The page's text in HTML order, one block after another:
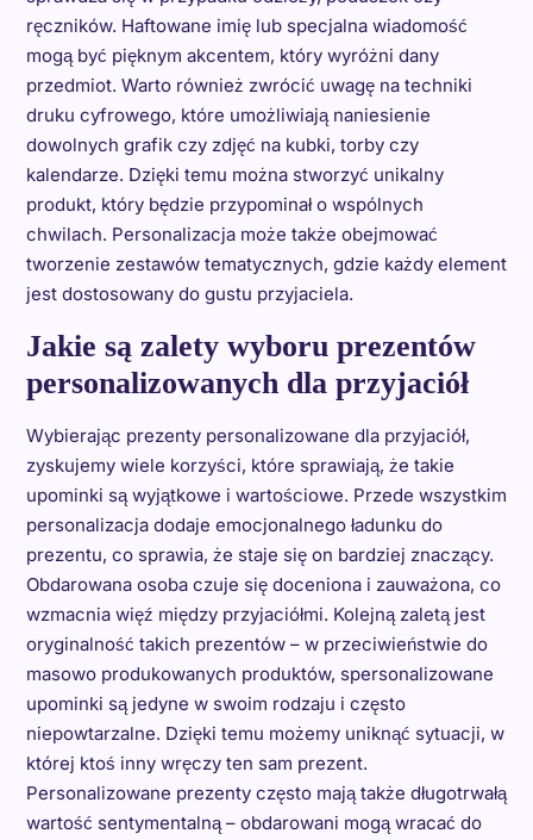
ręczników. Haftowane imię lub specjalna wiadomość
mogą być pięknym akcentem, który wyróżni dany
przedmiot. Warto również zwrócić uwagę na techniki
druku cyfrowego, które umożliwiają naniesienie
dowolnych grafik czy zdjęć na kubki, torby czy
kalendarze. Dzięki temu można stworzyć unikalny
produkt, który będzie przypominał o wspólnych
chwilach. Personalizacja może także obejmować
tworzenie zestawów tematycznych, gdzie każdy element
jest dostosowany do gustu przyjaciela.
Jakie są zalety wyboru prezentów
personalizowanych dla przyjaciół
Wybierając prezenty personalizowane dla przyjaciół,
zyskujemy wiele korzyści, które sprawiają, że takie
upominki są wyjątkowe i wartościowe. Przede wszystkim
personalizacja dodaje emocjonalnego ładunku do
prezentu, co sprawia, że staje się on bardziej znaczący.
Obdarowana osoba czuje się doceniona i zauważona, co
wzmacnia więź między przyjaciółmi. Kolejną zaletą jest
oryginalność takich prezentów – w przeciwieństwie do
masowo produkowanych produktów, spersonalizowane
upominki są jedyne w swoim rodzaju i często
niepowtarzalne. Dzięki temu możemy uniknąć sytuacji, w
której ktoś inny wręczy ten sam prezent.
Personalizowane prezenty często mają także długotrwałą
wartość sentymentalną – obdarowani mogą wracać do